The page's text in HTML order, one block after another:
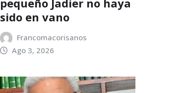
pequeño Jadier no haya
sido en vano
Francomacorisanos
Ago 3, 2026